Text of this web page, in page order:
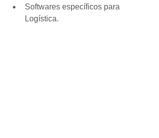
Softwares específicos para
Logística.